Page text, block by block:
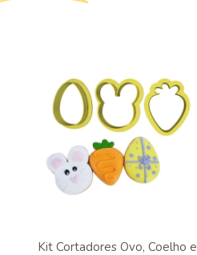
Kit Cortadores Ovo, Coelho e